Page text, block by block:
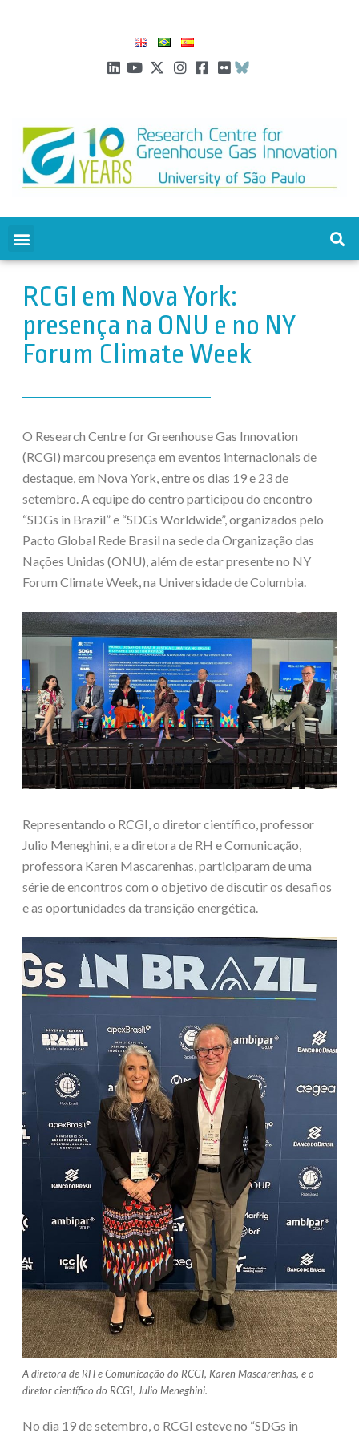
RCGI em Nova York:
presença na ONU e no NY
Forum Climate Week
O Research Centre for Greenhouse Gas Innovation
(RCGI) marcou presença em eventos internacionais de
destaque, em Nova York, entre os dias 19 e 23 de
setembro. A equipe do centro participou do encontro
“SDGs in Brazil” e “SDGs Worldwide”, organizados pelo
Pacto Global Rede Brasil na sede da Organização das
Nações Unidas (ONU), além de estar presente no NY
Forum Climate Week, na Universidade de Columbia.
Representando o RCGI, o diretor científico, professor
Julio Meneghini, e a diretora de RH e Comunicação,
professora Karen Mascarenhas, participaram de uma
série de encontros com o objetivo de discutir os desafios
e as oportunidades da transição energética.
A diretora de RH e Comunicação do RCGI, Karen Mascarenhas, e o
diretor científico do RCGI, Julio Meneghini.
No dia 19 de setembro, o RCGI esteve no “SDGs in